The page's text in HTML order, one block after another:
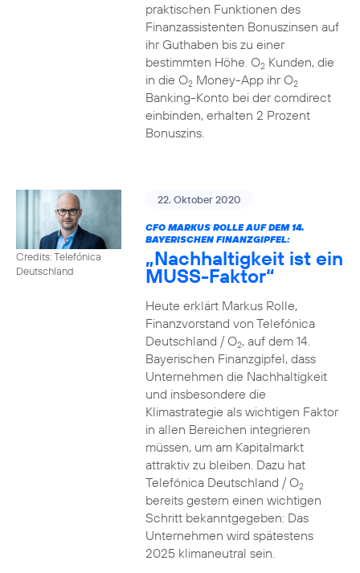
praktischen Funktionen des
Finanzassistenten Bonuszinsen auf
ihr Guthaben bis zu einer
bestimmten Höhe. O2Kunden, die
in die O2Money-App ihr O2
Banking-Konto bei der comdirect
einbinden, erhalten 2 Prozent
Bonuszins.
Credits: Telefónica
Deutschland
22. Oktober 2020
CFO MARKUS ROLLE AUF DEM 14.
BAYERISCHEN FINANZGIPFEL:
„Nachhaltigkeit ist ein
MUSS-Faktor“
Heute erklärt Markus Rolle,
Finanzvorstand von Telefónica
Deutschland / O2, auf dem 14.
Bayerischen Finanzgipfel, dass
Unternehmen die Nachhaltigkeit
und insbesondere die
Klimastrategie als wichtigen Faktor
in allen Bereichen integrieren
müssen, um am Kapitalmarkt
attraktiv zu bleiben. Dazu hat
Telefónica Deutschland / O2
bereits gestern einen wichtigen
Schritt bekanntgegeben: Das
Unternehmen wird spätestens
2025 klimaneutral sein.